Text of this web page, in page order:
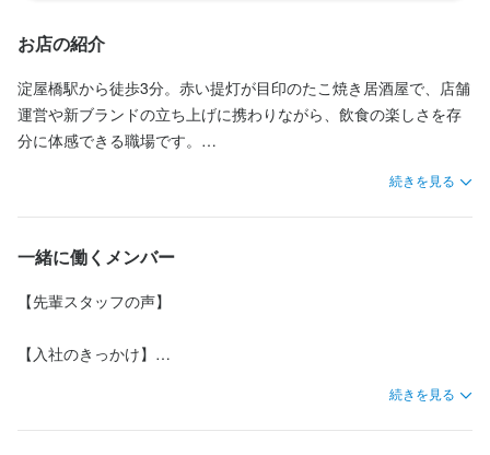
お店の紹介
淀屋橋駅から徒歩3分。赤い提灯が目印のたこ焼き居酒屋で、店舗
運営や新ブランドの立ち上げに携わりながら、飲食の楽しさを存
分に体感できる職場です。
「自分のアイデアでお店を作れるのは、本当に面白いですよ」
そう語るのは30代の店長。新店の立ち上げがあると、自ら手を挙
げ、これまでに4ブランドの店長を経験。初めて焼肉業態に挑戦し
たこともあるそうです。
「お店ごとに楽しさやお客様の層が違うので、それぞれで学べる
大学生の頃から働き始め、あっという間に15年。経験やスキルに
続きを見る
一緒に働くメンバー
【先輩スタッフの声】
【入社のきっかけ】
ステップアップしました。新しい業態への挑戦もあり、幅広く任
されながら成長できる環境だと感じたからです。
続きを見る
まかない
慶弔見舞金
目標達成制度（懇親会費補助、休憩室にTV設置等）
住宅補助（社内規定あり）
借上住宅（転居が必要な場合）
何よりも社員を大切にしている社風から。
定着率の高さにつながっています。
正社員になる方も少なくありません。
まかない・食事補助あり 社会保険完備
特徴
まかない
慶弔見舞金
目標達成制度（懇親会費補助、休憩室にTV設置等）
住宅補助（社内規定あり）
借上住宅（転居が必要な場合）
何よりも社員を大切にしている社風から。
定着率の高さにつながっています。
正社員になる方も少なくありません。
まかない・食事補助あり 社会保険完備
特徴
まかない
慶弔見舞金
目標達成制度（懇親会費補助、休憩室にTV設置等）
住宅補助（社内規定あり）
借上住宅（転居が必要な場合）
何よりも社員を大切にしている社風から。
定着率の高さにつながっています。
正社員になる方も少なくありません。
まかない・食事補助あり 社会保険完備
特徴
まかない
慶弔見舞金
目標達成制度（懇親会費補助、休憩室にTV設置等）
住宅補助（社内規定あり）
借上住宅（転居が必要な場合）
何よりも社員を大切にしている社風から。
定着率の高さにつながっています。
正社員になる方も少なくありません。
まかない・食事補助あり 社会保険完備
特徴
・お会計 など
【キッチン業務】
・野菜のカットなど簡単な仕込み
・たこ焼きや一品料理の調理
この仕事のおすすめポイント
・若手が中心に活躍する職場で、魅力的な待遇を用意していま
・働き方は柔軟で、週1日から、1日2時間からの勤務も可能です。
・未経験の方でも時給1250円からスタートでき、高時給でしっか
・お会計 など
【キッチン業務】
・野菜のカットなど簡単な仕込み
・たこ焼きや一品料理の調理
この仕事のおすすめポイント
・若手が中心に活躍する職場で、魅力的な待遇を用意していま
・働き方は柔軟で、週1日から、1日2時間からの勤務も可能です。
・未経験の方でも時給1250円からスタートでき、高時給でしっか